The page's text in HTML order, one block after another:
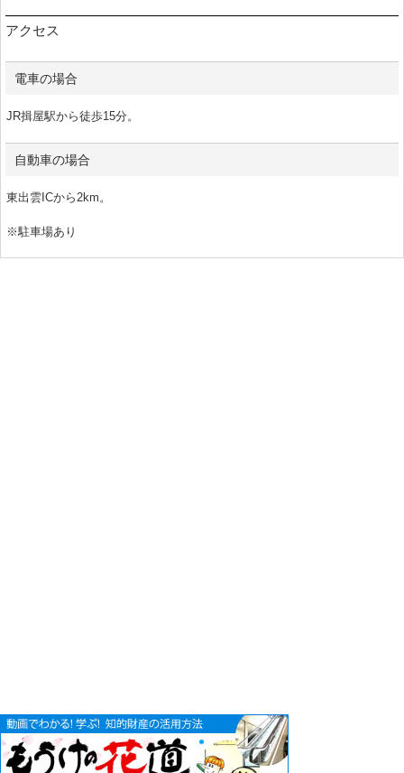
アクセス
電車の場合
JR揖屋駅から徒歩15分。
自動車の場合
東出雲ICから2km。
※駐車場あり